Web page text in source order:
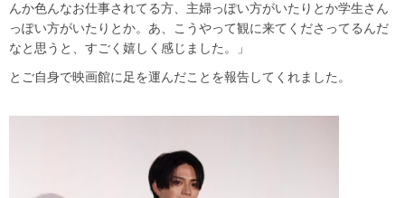
んか色んなお仕事されてる方、主婦っぽい方がいたりとか学生さん
っぽい方がいたりとか。あ、こうやって観に来てくださってるんだ
なと思うと、すごく嬉しく感じました。」
とご自身で映画館に足を運んだことを報告してくれました。